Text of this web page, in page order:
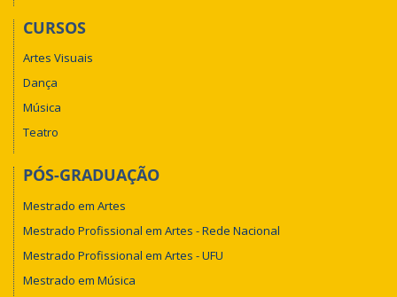
CURSOS
Artes Visuais
Dança
Música
Teatro
PÓS-GRADUAÇÃO
Mestrado em Artes
Mestrado Profissional em Artes - Rede Nacional
Mestrado Profissional em Artes - UFU
Mestrado em Música